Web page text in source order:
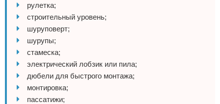
рулетка;
строительный уровень;
шуруповерт;
шурупы;
стамеска;
электрический лобзик или пила;
дюбели для быстрого монтажа;
монтировка;
пассатижи;